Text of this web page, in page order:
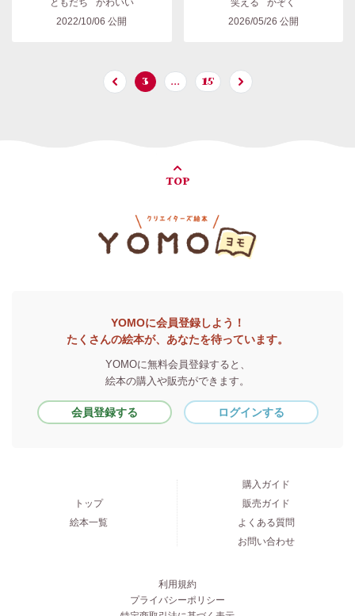
2022/10/06 公開
2026/05/26 公開
3 … 15
TOP
YOMOに会員登録しよう！
たくさんの絵本が、あなたを待っています。
YOMOに無料会員登録すると、
絵本の購入や販売ができます。
会員登録する ログインする
トップ
絵本一覧
購入ガイド
販売ガイド
よくある質問
お問い合わせ
利用規約
プライバシーポリシー